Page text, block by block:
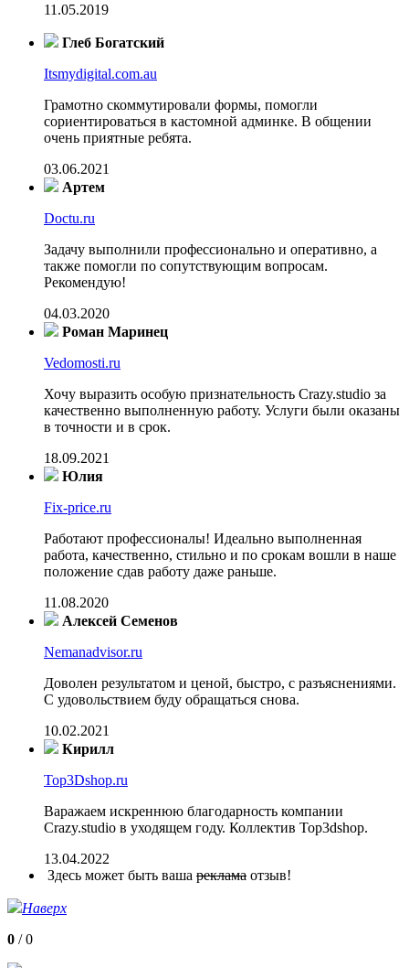
11.05.2019
Глеб Богатский
Itsmydigital.com.au
Грамотно скоммутировали формы, помогли
сориентироваться в кастомной админке. В общении
очень приятные ребята.
03.06.2021
Артем
Doctu.ru
Задачу выполнили профессионально и оперативно, а
также помогли по сопутствующим вопросам.
Рекомендую!
04.03.2020
Роман Маринец
Vedomosti.ru
Хочу выразить особую признательность Crazy.studio за
качественно выполненную работу. Услуги были оказаны
в точности и в срок.
18.09.2021
Юлия
Fix-price.ru
Работают профессионалы! Идеально выполненная
работа, качественно, стильно и по срокам вошли в наше
положение сдав работу даже раньше.
11.08.2020
Алексей Семенов
Nemanadvisor.ru
Доволен результатом и ценой, быстро, с разъяснениями.
С удовольствием буду обращаться снова.
10.02.2021
Кирилл
Top3Dshop.ru
Варажаем искреннюю благодарность компании
Crazy.studio в уходящем году. Коллектив Top3dshop.
13.04.2022
Здесь может быть ваша реклама отзыв!
Наверх
0 /0